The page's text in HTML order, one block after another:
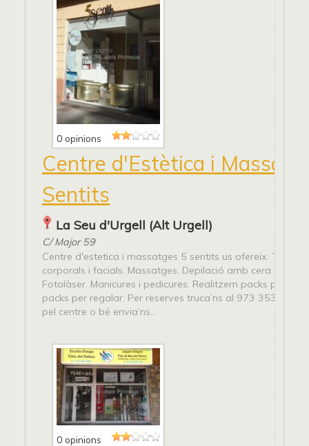
0 opinions
Centre d'Estètica i
Sentits
La Seu d'Urgell (Alt Urgell)
C/ Major 59
Centre d'estetica i massatges 5 sentits us ofereix.
corporals i facials. Massatges. Depilació amb cera tibia.
Fotolàser. Manicures i pedicures. Realitzem packs
packs per regalar. Per reserves truca’ns al 973 353 163,
pel centre o bé envia’ns...
0 opinions